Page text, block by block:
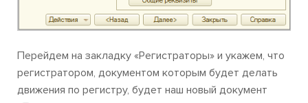
Перейдем на закладку «Регистраторы» и укажем, что
регистратором, документом которым будет делать
движения по регистру, будет наш новый документ